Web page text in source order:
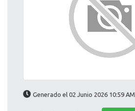
Generado el 02 Junio 2026 10:59 AM